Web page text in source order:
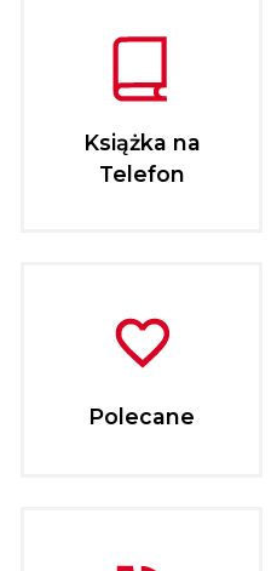
Książka na
Telefon
Polecane